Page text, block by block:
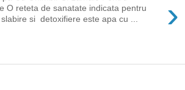
›
O reteta de sanatate indicata pentru
si detoxifiere este apa cu ...